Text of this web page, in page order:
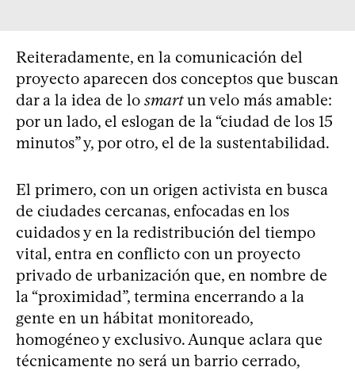
Reiteradamente, en la comunicación del
proyecto aparecen dos conceptos que buscan
dar a la idea de lo smartun velo más amable:
por un lado, el eslogan de la “ciudad de los 15
minutos” y, por otro, el de la sustentabilidad.
El primero, con un origen activista en busca
de ciudades cercanas, enfocadas en los
cuidados y en la redistribución del tiempo
vital, entra en conflicto con un proyecto
privado de urbanización que, en nombre de
la “proximidad”, termina encerrando a la
gente en un hábitat monitoreado,
homogéneo y exclusivo. Aunque aclara que
técnicamente no será un barrio cerrado,